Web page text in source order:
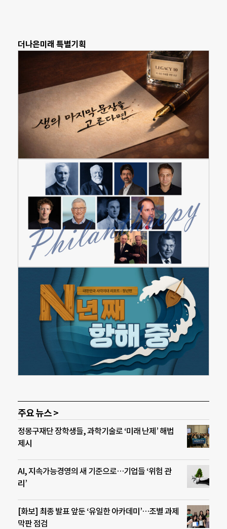
더나은미래 특별기획
주요 뉴스 >
정몽구재단 장학생들, 과학기술로 ‘미래 난제’ 해법
제시
AI, 지속가능경영의 새 기준으로…기업들 ‘위험 관
리’
[화보] 최종 발표 앞둔 ‘유일한 아카데미’…조별 과제
막판 점검